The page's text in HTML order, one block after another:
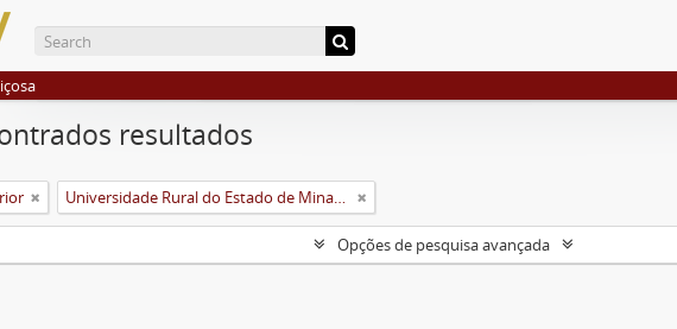
resultados
Universidade Rural do Estado de Minas Gerais (Uremg)
Opções de pesquisa avançada